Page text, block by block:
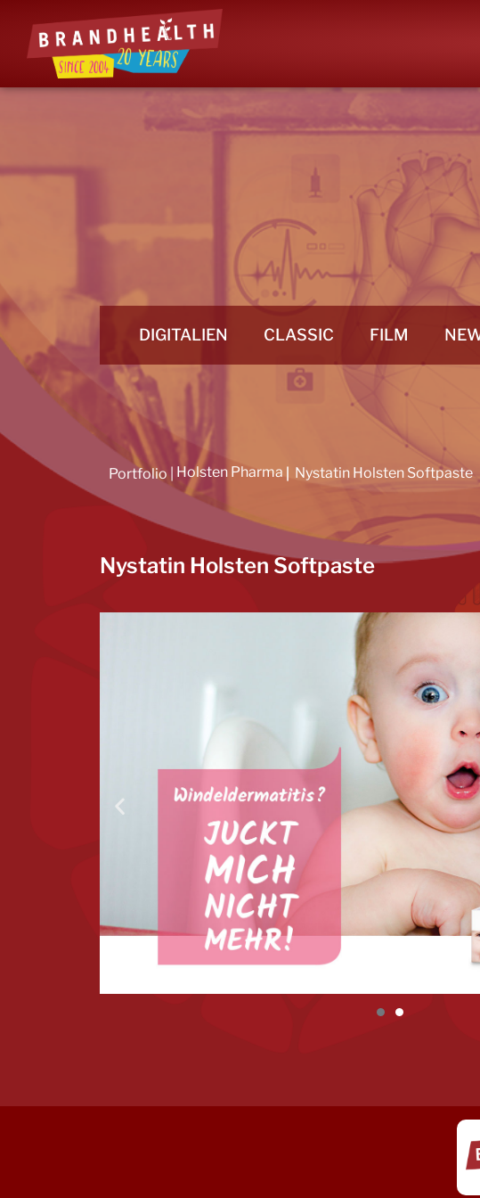
DIGITALIEN CLASSIC FILM
Portfolio | Holsten Pharma Nystatin Holsten Softpaste
Nystatin Holsten Softpaste